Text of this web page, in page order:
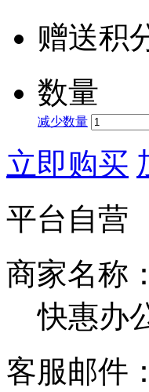
赠送积
数量
减少数量
立即购买
平台自营
商家名称：
快惠办
客服邮件：